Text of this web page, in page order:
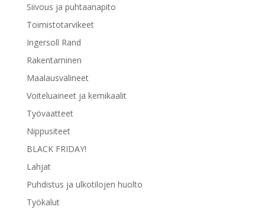
Siivous ja puhtaanapito
Toimistotarvikeet
Ingersoll Rand
Rakentaminen
Maalausvälineet
Voiteluaineet ja kemikaalit
Työvaatteet
Nippusiteet
BLACK FRIDAY!
Lahjat
Puhdistus ja ulkotilojen huolto
Työkalut